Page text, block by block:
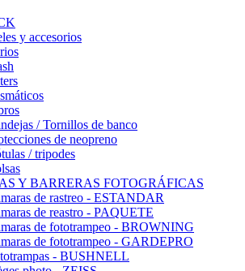
y accesorios
/ Tornillos de banco
de neopreno
/ tripodes
Y BARRERAS FOTOGRÁFICAS
de rastreo - ESTANDAR
de reastro - PAQUETE
de fototrampeo - BROWNING
de fototrampeo - GARDEPRO
- BUSHNELL